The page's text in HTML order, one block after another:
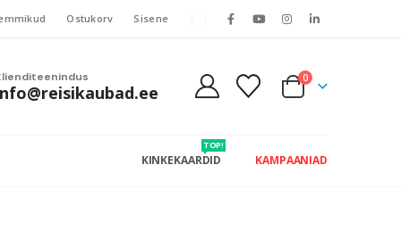
Ostukorv Sisene
0
TOP!
KINKEKAARDID KAMPAANIAD